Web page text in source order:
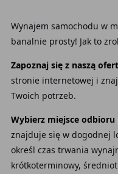
Wynajem samochodu w
banalnie prosty! Jak to
Zapoznaj się z naszą
stronie internetowej i
Twoich potrzeb.
Wybierz miejsce odbioru
znajduje się w dogodnej
określ czas trwania
krótkoterminowy,